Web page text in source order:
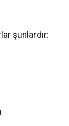
şunlardır: